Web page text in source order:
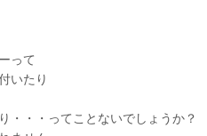
って
いたり
・・・ってことないでしょうか？